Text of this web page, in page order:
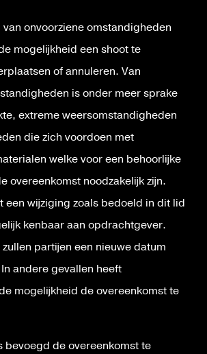
onvoorziene omstandigheden
mogelijkheid een shoot te
of annuleren. Van
is onder meer sprake
extreme weersomstandigheden
die zich voordoen met
welke voor een behoorlijke
overeenkomst noodzakelijk zijn.
een wijziging zoals bedoeld in dit lid
kenbaar aan opdrachtgever.
partijen een nieuwe datum
andere gevallen heeft
mogelijkheid de overeenkomst te
bevoegd de overeenkomst te